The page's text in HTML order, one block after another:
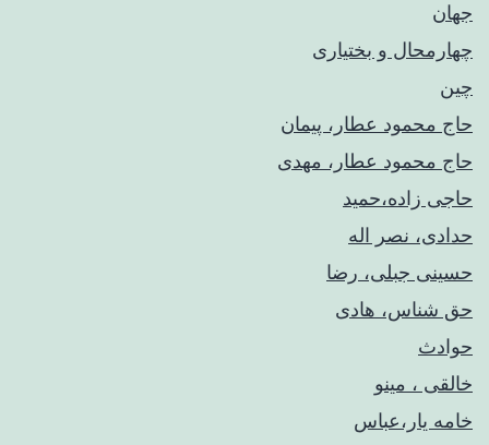
جهان
چهارمحال و بختیاری
چین
حاج محمود عطار، پیمان
حاج محمود عطار، مهدی
حاجی زاده،حمید
حدادی، نصر اله
حسینی جبلی، رضا
حق شناس، هادی
حوادث
خالقی ، مینو
خامه یار،عباس